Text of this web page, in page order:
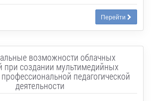
Перейти
возможности облачных
при создании мультимедийных
педагогической
деятельности